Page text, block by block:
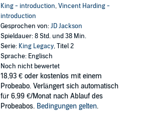
King - introduction,Vincent Harding -
introduction
Gesprochen von:JD Jackson
Spieldauer: 8 Std. und 38 Min.
Serie: King Legacy, Titel 2
Sprache: Englisch
Noch nicht bewertet
18,93 € oder kostenlos mit einem
Probeabo. Verlängert sich automatisch
für 6,99 €/Monat nach Ablauf des
Probeabos. Bedingungen gelten.